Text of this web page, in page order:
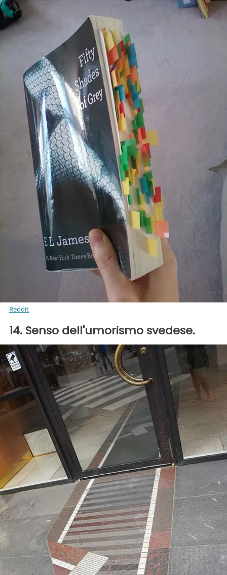
Reddit
14. Senso dell'umorismo svedese.